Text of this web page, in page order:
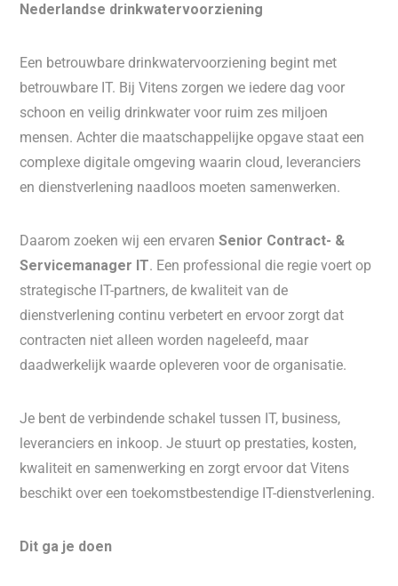
Nederlandse drinkwatervoorziening
Een betrouwbare drinkwatervoorziening begint met
betrouwbare IT. Bij Vitens zorgen we iedere dag voor
schoon en veilig drinkwater voor ruim zes miljoen
mensen. Achter die maatschappelijke opgave staat een
complexe digitale omgeving waarin cloud, leveranciers
en dienstverlening naadloos moeten samenwerken.
Daarom zoeken wij een ervarenSenior Contract- &
Servicemanager IT. Een professional die regie voert op
strategische IT-partners, de kwaliteit van de
dienstverlening continu verbetert en ervoor zorgt dat
contracten niet alleen worden nageleefd, maar
daadwerkelijk waarde opleveren voor de organisatie.
Je bent de verbindende schakel tussen IT, business,
leveranciers en inkoop. Je stuurt op prestaties, kosten,
kwaliteit en samenwerking en zorgt ervoor dat Vitens
beschikt over een toekomstbestendige IT-dienstverlening.
Dit ga je doen